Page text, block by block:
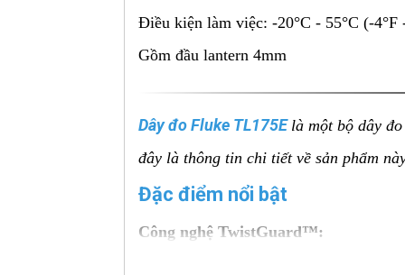
Điều kiện làm việc: -20°C - 55°C (-
Gồm đầu lantern 4mm
Dây đo Fluke TL175E là một bộ dây
đây là thông tin chi tiết về sản phẩm
Đặc điểm nổi bật
Công nghệ TwistGuard™:
Đầu dò có thể điều chỉnh độ dài,